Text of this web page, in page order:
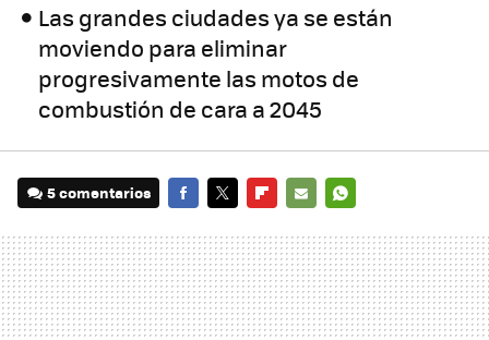
Las grandes ciudades ya se están
moviendo para eliminar
progresivamente las motos de
combustión de cara a 2045
5 comentarios
MAIL